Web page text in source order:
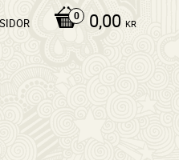
0,00 KR